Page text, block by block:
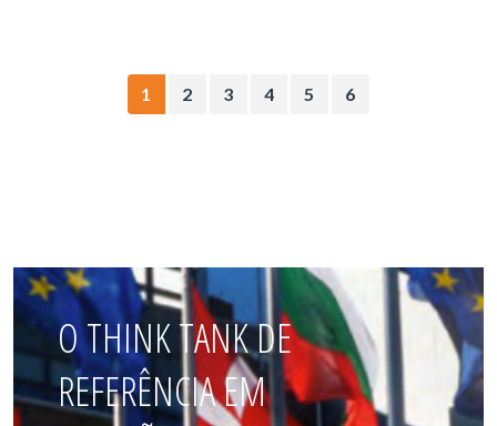
1 2 3 4 5 6
O THINK TANK DE
REFERÊNCIA EM